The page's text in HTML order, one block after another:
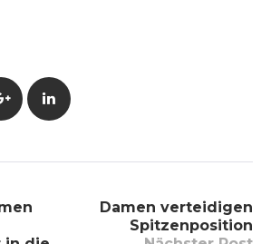
Google+LinkedIn
Damen verteidigen
Spitzenposition